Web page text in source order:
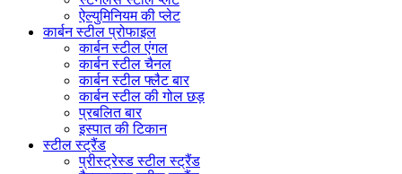
ऐल्युमिनियम की प्लेट
कार्बन स्टील प्रोफाइल
कार्बन स्टील एंगल
कार्बन स्टील चैनल
कार्बन स्टील फ्लैट बार
कार्बन स्टील की गोल छड़
प्रबलित बार
इस्पात की टिकान
स्टील स्ट्रैंड
प्रीस्ट्रेस्ड स्टील स्ट्रैंड